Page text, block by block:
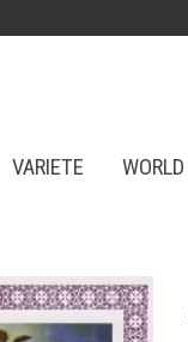
VARIETE WORLD